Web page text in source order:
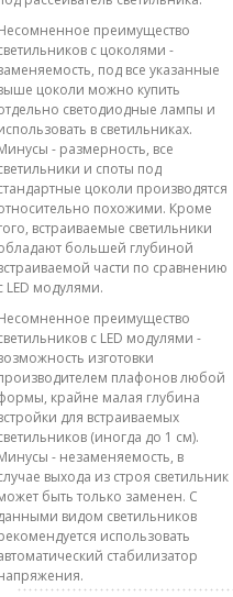
преимущество
с цоколями -
под все указанные
цоколи можно купить
светодиодные лампы и
в светильниках.
- размерность, все
и споты под
цоколи производятся
похожими. Кроме
встраиваемые светильники
большей глубиной
части по сравнению
LED модулями.
преимущество
с LED модулями -
изготовки
плафонов любой
крайне малая глубина
для встраиваемых
(иногда до 1 см).
- незаменяемость, в
выхода из строя светильник
быть только заменен. С
видом светильников
использовать
стабилизатор